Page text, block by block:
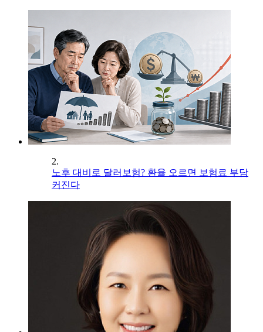
2.
노후 대비로 달러보험? 환율 오르면 보험료 부담
커진다